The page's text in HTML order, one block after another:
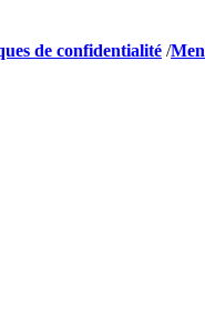
de confidentialité /